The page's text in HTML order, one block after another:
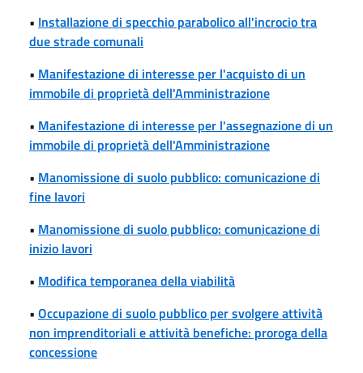
• Installazione di specchio parabolico all'incrocio tra
due strade comunali
• Manifestazione di interesse per l'acquisto di un
immobile di proprietà dell'Amministrazione
• Manifestazione di interesse per l'assegnazione di un
immobile di proprietà dell'Amministrazione
• Manomissione di suolo pubblico: comunicazione di
fine lavori
• Manomissione di suolo pubblico: comunicazione di
inizio lavori
• Modifica temporanea della viabilità
• Occupazione di suolo pubblico per svolgere attività
non imprenditoriali e attività benefiche: proroga della
concessione